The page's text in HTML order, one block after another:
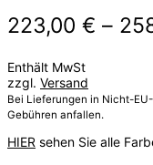
223,00 € –
Enthält MwSt
zzgl. Versand
Bei Lieferungen in Nicht-
Gebühren anfallen.
HIER sehen Sie alle